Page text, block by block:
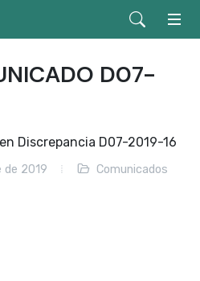
D07-
Discrepancia D07-2019-16
de 2019 Comunicados